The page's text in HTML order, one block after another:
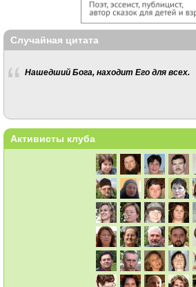
Случайная цитата
Нашедший Бога, находит Его для всех.
Активисты клуба